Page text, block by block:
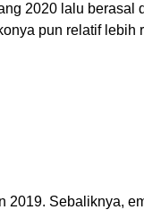
2020 lalu
pun relatif lebih
Sebaliknya,